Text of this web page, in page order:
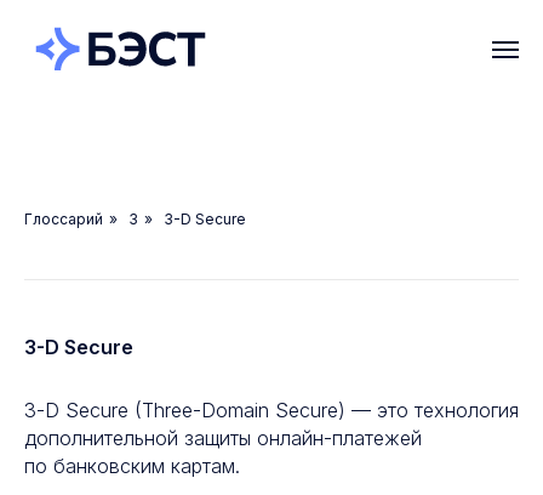
Глоссарий » 3 » 3-D Secure
3-D Secure
3-D Secure (Three-Domain Secure) — это технология
дополнительной защиты онлайн-платежей
по банковским картам.